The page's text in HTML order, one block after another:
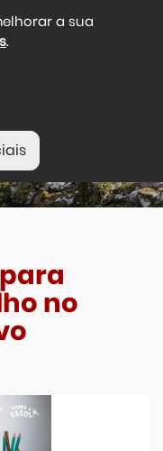
a sua
.
no